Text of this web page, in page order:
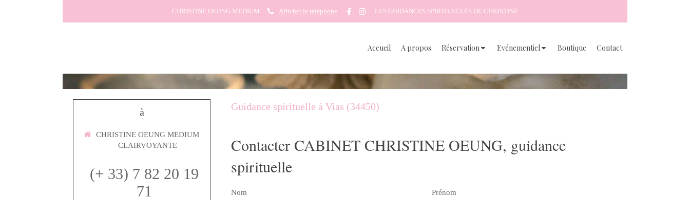
CHRISTINE OEUNG MEDIUM Afficher le téléphone LES GUIDANCES SPIRITUELLES DE CHRISTINE
Accueil A propos Réservation Evénementiel Boutique Contact
Guidance spirituelle à Vias (34450)
Contacter CABINET CHRISTINE OEUNG, guidance
spirituelle
Nom Prénom
à
CHRISTINE OEUNG MEDIUM
CLAIRVOYANTE
(+ 33) 7 82 20 19
71